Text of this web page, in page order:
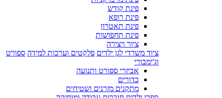
פינת קודש
פינת רופא
פינת תאטרון
פינת תחפושות
ציור ויצירה
ציוד משרדי לגן ילדים פלקטים וערכות למידה ספורט
וג'ימבורי
אביזרי ספורט ותנועה
כדורים
מתקנים מזרנים ושטיחים